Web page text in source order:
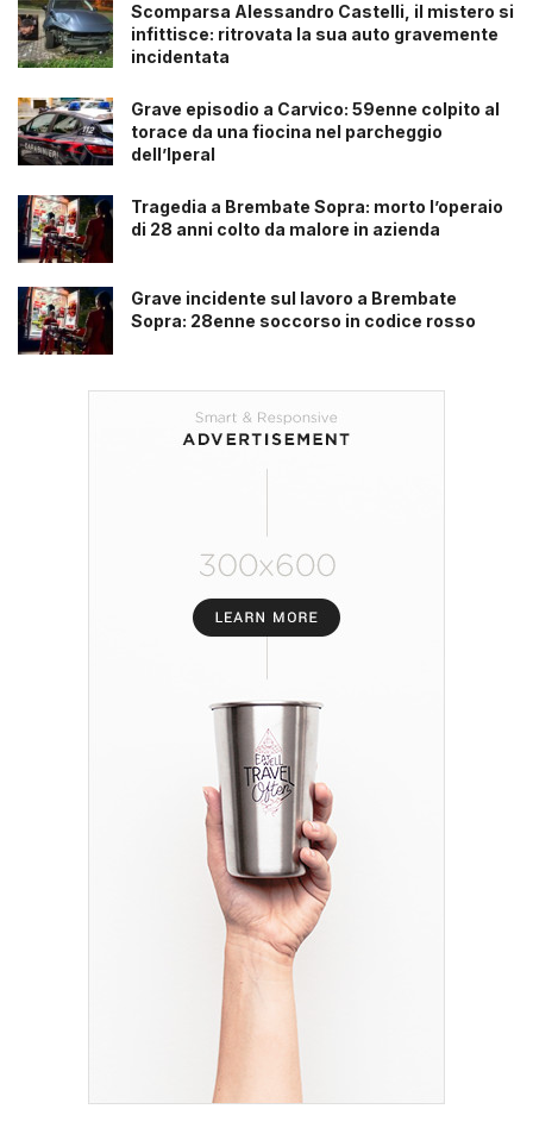
Scomparsa Alessandro Castelli, il mistero si
infittisce: ritrovata la sua auto gravemente
incidentata
Grave episodio a Carvico: 59enne colpito al
torace da una fiocina nel parcheggio
dell’Iperal
Tragedia a Brembate Sopra: morto l’operaio
di 28 anni colto da malore in azienda
Grave incidente sul lavoro a Brembate
Sopra: 28enne soccorso in codice rosso